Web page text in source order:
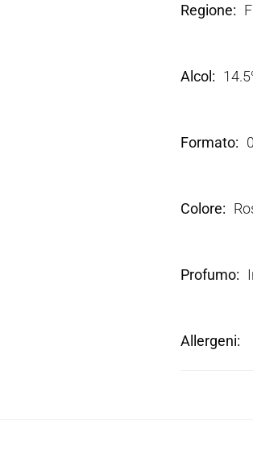
Regione
Alcol
Formato
Colore
Profumo
Allergeni